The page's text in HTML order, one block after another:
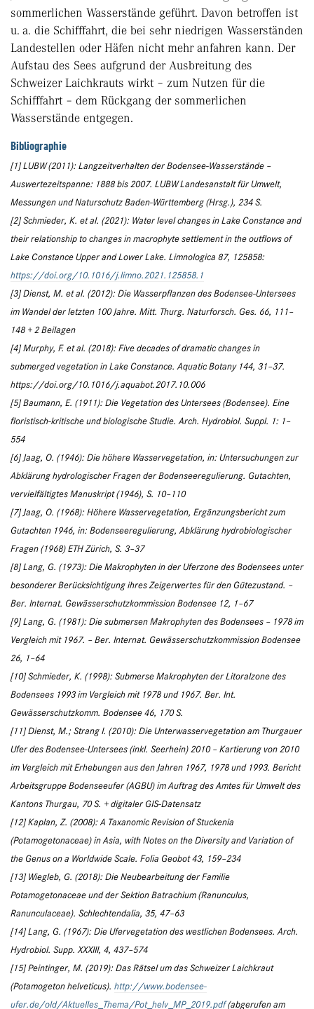
sommerlichen Wasserstände geführt. Davon betroffen ist
u. a. die Schifffahrt, die bei sehr niedrigen Wasserständen
Landestellen oder Häfen nicht mehr anfahren kann. Der
Aufstau des Sees aufgrund der Ausbreitung des
Schweizer Laichkrauts wirkt – zum Nutzen für die
Schifffahrt – dem Rückgang der sommerlichen
Wasserstände entgegen.
Bibliographie
[1] LUBW (2011): Langzeitverhalten der Bodensee-Wasserstände –
Auswertezeitspanne: 1888 bis 2007. LUBW Landesanstalt für Umwelt,
Messungen und Naturschutz Baden-Württemberg (Hrsg.), 234 S.
[2] Schmieder, K. et al. (2021): Water level changes in Lake Constance and
their relationship to changes in macrophyte settlement in the outflows of
Lake Constance Upper and Lower Lake. Limnologica 87, 125858:
https://doi.org/10.1016/j.limno.2021.125858.1
[3] Dienst, M. et al. (2012): Die Wasserpflanzen des Bodensee-Untersees
im Wandel der letzten 100 Jahre. Mitt. Thurg. Naturforsch. Ges. 66, 111–
148 + 2 Beilagen
[4] Murphy, F. et al. (2018): Five decades of dramatic changes in
submerged vegetation in Lake Constance. Aquatic Botany 144, 31–37.
https://doi.org/10.1016/j.aquabot.2017.10.006
[5] Baumann, E. (1911): Die Vegetation des Untersees (Bodensee). Eine
floristisch-kritische und biologische Studie. Arch. Hydrobiol. Suppl. 1: 1–
554
[6] Jaag, O. (1946): Die höhere Wasservegetation, in: Untersuchungen zur
Abklärung hydrologischer Fragen der Bodenseeregulierung. Gutachten,
vervielfältigtes Manuskript (1946), S. 10–110
[7] Jaag, O. (1968): Höhere Wasservegetation, Ergänzungsbericht zum
Gutachten 1946, in: Bodenseeregulierung, Abklärung hydrobiologischer
Fragen (1968) ETH Zürich, S. 3–37
[8] Lang, G. (1973): Die Makrophyten in der Uferzone des Bodensees unter
besonderer Berücksichtigung ihres Zeigerwertes für den Gütezustand. –
Ber. Internat. Gewässerschutzkommission Bodensee 12, 1–67
[9] Lang, G. (1981): Die submersen Makrophyten des Bodensees – 1978 im
Vergleich mit 1967. – Ber. Internat. Gewässerschutzkommission Bodensee
26, 1–64
[10] Schmieder, K. (1998): Submerse Makrophyten der Litoralzone des
Bodensees 1993 im Vergleich mit 1978 und 1967. Ber. Int.
Gewässerschutzkomm. Bodensee 46, 170 S.
[11] Dienst, M.; Strang I. (2010): Die Unterwasservegetation am Thurgauer
Ufer des Bodensee-Untersees (inkl. Seerhein) 2010 – Kartierung von 2010
im Vergleich mit Erhebungen aus den Jahren 1967, 1978 und 1993. Bericht
Arbeitsgruppe Bodenseeufer (AGBU) im Auftrag des Amtes für Umwelt des
Kantons Thurgau, 70 S. + digitaler GIS-Datensatz
[12] Kaplan, Z. (2008): A Taxanomic Revision of Stuckenia
(Potamogetonaceae) in Asia, with Notes on the Diversity and Variation of
the Genus on a Worldwide Scale. Folia Geobot 43, 159–234
[13] Wiegleb, G. (2018): Die Neubearbeitung der Familie
Potamogetonaceae und der Sektion Batra­chium (Ranunculus,
Ranunculaceae). Schlechtendalia, 35, 47–63
[14] Lang, G. (1967): Die Ufervegetation des westlichen Bodensees. Arch.
Hydrobiol. Supp. XXXIII, 4, 437–574
[15] Peintinger, M. (2019): Das Rätsel um das Schweizer Laichkraut
(Potamogeton helveticus). http://www.bodensee-
ufer.de/old/Aktuelles_Thema/Pot_helv_MP_2019.pdf(abgerufen am